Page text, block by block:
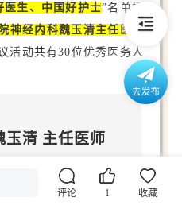
医生、中国好护士”名单揭
神经内科魏玉清主任医师
活动共有30位优秀医务人
玉清 主任医师
评论 1 收藏